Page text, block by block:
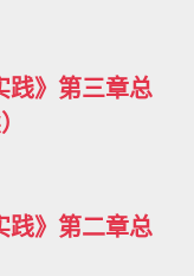
践》第三章总
践》第二章总